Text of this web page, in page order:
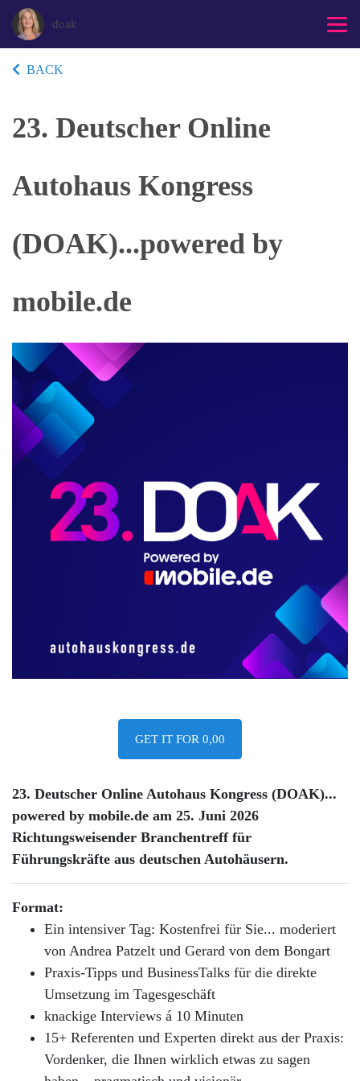
doak
BACK
23. Deutscher Online
Autohaus Kongress
(DOAK)...powered by
mobile.de
GET IT FOR 0,00
23. Deutscher Online Autohaus Kongress (DOAK)...
powered by mobile.de am 25. Juni 2026
Richtungsweisender Branchentreff für
Führungskräfte aus deutschen Autohäusern.
Format:
Ein intensiver Tag: Kostenfrei für Sie... moderiert
von Andrea Patzelt und Gerard von dem Bongart
Praxis-Tipps und BusinessTalks für die direkte
Umsetzung im Tagesgeschäft
knackige Interviews á 10 Minuten
15+ Referenten und Experten direkt aus der Praxis:
Vordenker, die Ihnen wirklich etwas zu sagen